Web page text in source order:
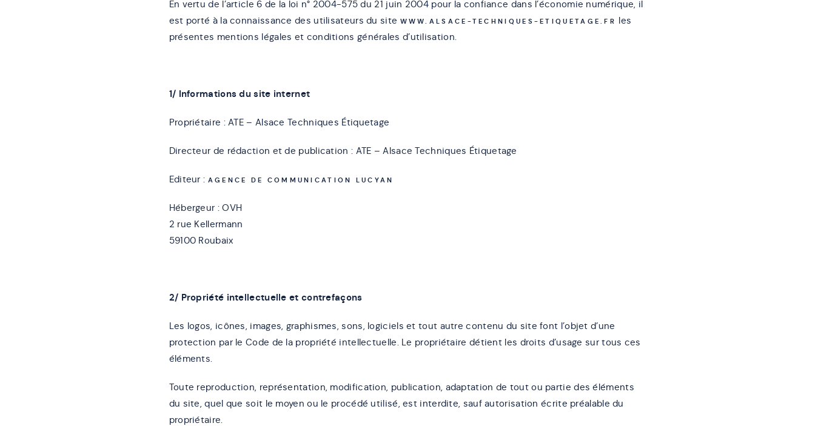
En vertu de l’article 6 de la loi n° 2004-575 du 21 juin 2004 pour la confiance dans l’économie numérique, il
est porté à la connaissance des utilisateurs du site WWW.ALSACE-TECHNIQUES-ETIQUETAGE.FR les
présentes mentions légales et conditions générales d’utilisation.
1/ Informations du site internet
Propriétaire : ATE – Alsace Techniques Étiquetage
Directeur de rédaction et de publication : ATE – Alsace Techniques Étiquetage
Editeur : AGENCE DE COMMUNICATION LUCYAN
Hébergeur : OVH
2 rue Kellermann
59100 Roubaix
2/ Propriété intellectuelle et contrefaçons
Les logos, icônes, images, graphismes, sons, logiciels et tout autre contenu du site font l’objet d’une
protection par le Code de la propriété intellectuelle. Le propriétaire détient les droits d’usage sur tous ces
éléments.
Toute reproduction, représentation, modification, publication, adaptation de tout ou partie des éléments
du site, quel que soit le moyen ou le procédé utilisé, est interdite, sauf autorisation écrite préalable du
propriétaire.